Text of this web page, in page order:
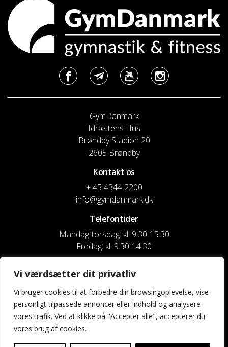
Vi værdsætter dit privatliv
Vi bruger cookies til at forbedre din browsingoplevelse, vise
personligt tilpassede annoncer eller indhold og analysere
vores trafik. Ved at klikke på "Accepter alle", accepterer du
vores brug af cookies.
GymDanmark
Idrættens Hus
Brøndby Stadion 20
2605 Brøndby
Kontakt os
+ 45 4344 2200
info@gymdanmark.dk
Telefontider
Mandag-torsdag: kl. 9.30-15.30
Fredag: kl. 9.30-14.30
CVR nr. 20916818
Reg. & Kontonr.: 4180 3119119022
Privatlivspolitik og cookies